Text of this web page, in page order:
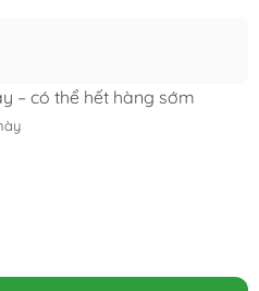
– có thể hết hàng sớm